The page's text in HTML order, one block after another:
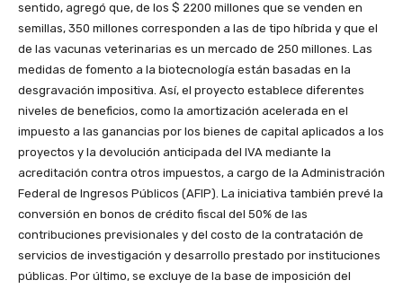
sentido, agregó que, de los $ 2200 millones que se venden en
semillas, 350 millones corresponden a las de tipo híbrida y que el
de las vacunas veterinarias es un mercado de 250 millones. Las
medidas de fomento a la biotecnología están basadas en la
desgravación impositiva. Así, el proyecto establece diferentes
niveles de beneficios, como la amortización acelerada en el
impuesto a las ganancias por los bienes de capital aplicados a los
proyectos y la devolución anticipada del IVA mediante la
acreditación contra otros impuestos, a cargo de la Administración
Federal de Ingresos Públicos (AFIP). La iniciativa también prevé la
conversión en bonos de crédito fiscal del 50% de las
contribuciones previsionales y del costo de la contratación de
servicios de investigación y desarrollo prestado por instituciones
públicas. Por último, se excluye de la base de imposición del